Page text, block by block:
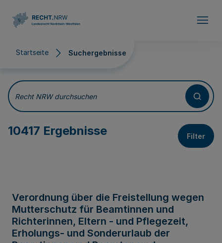
Startseite Suchergebnisse
Suchergebnisse
Recht NRW durchsuchen
10417 Ergebnisse Filter
Verordnung über die Freistellung wegen
Mutterschutz für Beamtinnen und
Richterinnen, Eltern - und Pflegezeit,
Erholungs- und Sonderurlaub der